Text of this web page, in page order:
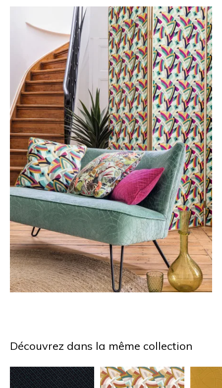
Découvrez dans la même collection